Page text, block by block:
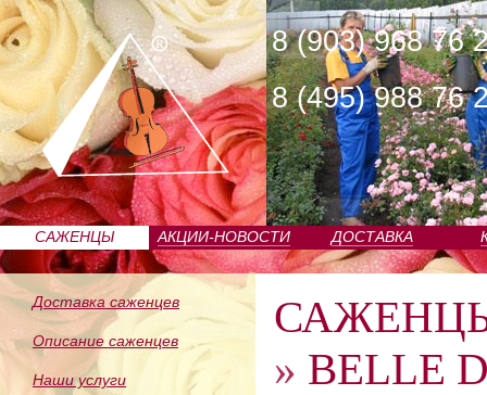
8 (903) 968 76
8 (495) 988 76
САЖЕНЦЫ
ПИТОМНИКА
АКЦИИ-НОВОСТИ ДОСТАВКА
Доставка саженцев
Описание саженцев
Наши услуги
» BELLE